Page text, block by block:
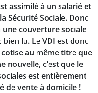
assimilé à un salarié et
Sécurité Sociale. Donc
une couverture sociale
bien lu. Le VDI est donc
au même titre que
nouvelle, c’est que le
est entièrement
de vente à domicile !